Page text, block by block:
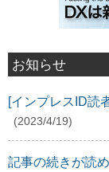
お知らせ
[インプレスID読
(2023/4/19)
記事の続きが読